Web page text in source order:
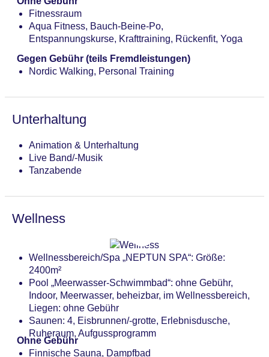
Reservierung nicht notwendig, à la carte,
Showcooking, mit Terrasse, Kinderhochstuhl,
angemessene Kleidung erwünscht
Restaurant „Grillstube BROILER“: Küche:
Grillgerichte, à la carte
Restaurant „Cafe PANORAMA (hausgemachte
Skybar „Sky-Bar (an ausgewählten Tagen mit Tanz)“:
Fitnessraum
Aqua Fitness, Bauch-Beine-Po,
Entspannungskurse, Krafttraining, Rückenfit, Yoga
Gegen Gebühr (teils Fremdleistungen)
Nordic Walking, Personal Training
Unterhaltung
Animation & Unterhaltung
Live Band/-Musik
Tanzabende
Wellness
Wellnessbereich/Spa „NEPTUN SPA“: Größe:
2400m²
Pool „Meerwasser-Schwimmbad“: ohne Gebühr,
Indoor, Meerwasser, beheizbar, im Wellnessbereich,
Liegen: ohne Gebühr
Saunen: 4, Eisbrunnen/-grotte, Erlebnisdusche,
Ruheraum, Aufgussprogramm
Ohne Gebühr
Finnische Sauna, Dampfbad